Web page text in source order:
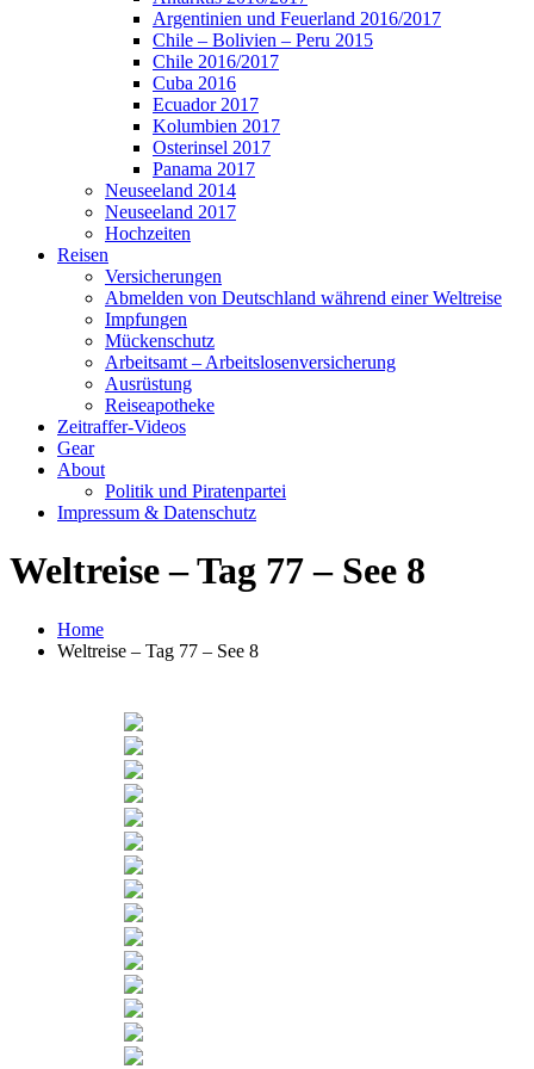
Argentinien und Feuerland 2016/2017
Chile – Bolivien – Peru 2015
Chile 2016/2017
Cuba 2016
Ecuador 2017
Kolumbien 2017
Osterinsel 2017
Panama 2017
Neuseeland 2014
Neuseeland 2017
Hochzeiten
Reisen
Versicherungen
Abmelden von Deutschland während einer Weltreise
Impfungen
Mückenschutz
Arbeitsamt – Arbeitslosenversicherung
Ausrüstung
Reiseapotheke
Zeitraffer-Videos
Gear
About
Politik und Piratenpartei
Impressum & Datenschutz
Weltreise – Tag 77 – See 8
Home
Weltreise – Tag 77 – See 8